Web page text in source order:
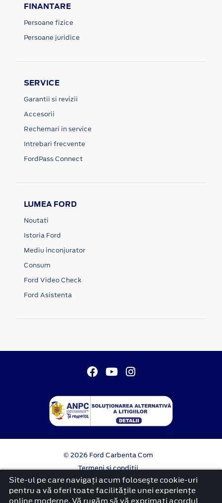
FINANTARE
Persoane fizice
Persoane juridice
SERVICE
Garantii si revizii
Accesorii
Rechemari in service
Intrebari frecvente
FordPass Connect
LUMEA FORD
Noutati
Istoria Ford
Mediu inconjurator
Consum
Ford Video Check
Ford Asistenta
© 2026 Ford Carbenta Com
Termeni si conditii
Confidentialitate
Politica cookies
platformă dezvoltată de Workleto
Site-ul pe care navigați acum foloseşte cookie-uri
pentru a vă oferi toate facilitățile unei experiențe
online moderne. Vă rugăm să vă exprimați acordul